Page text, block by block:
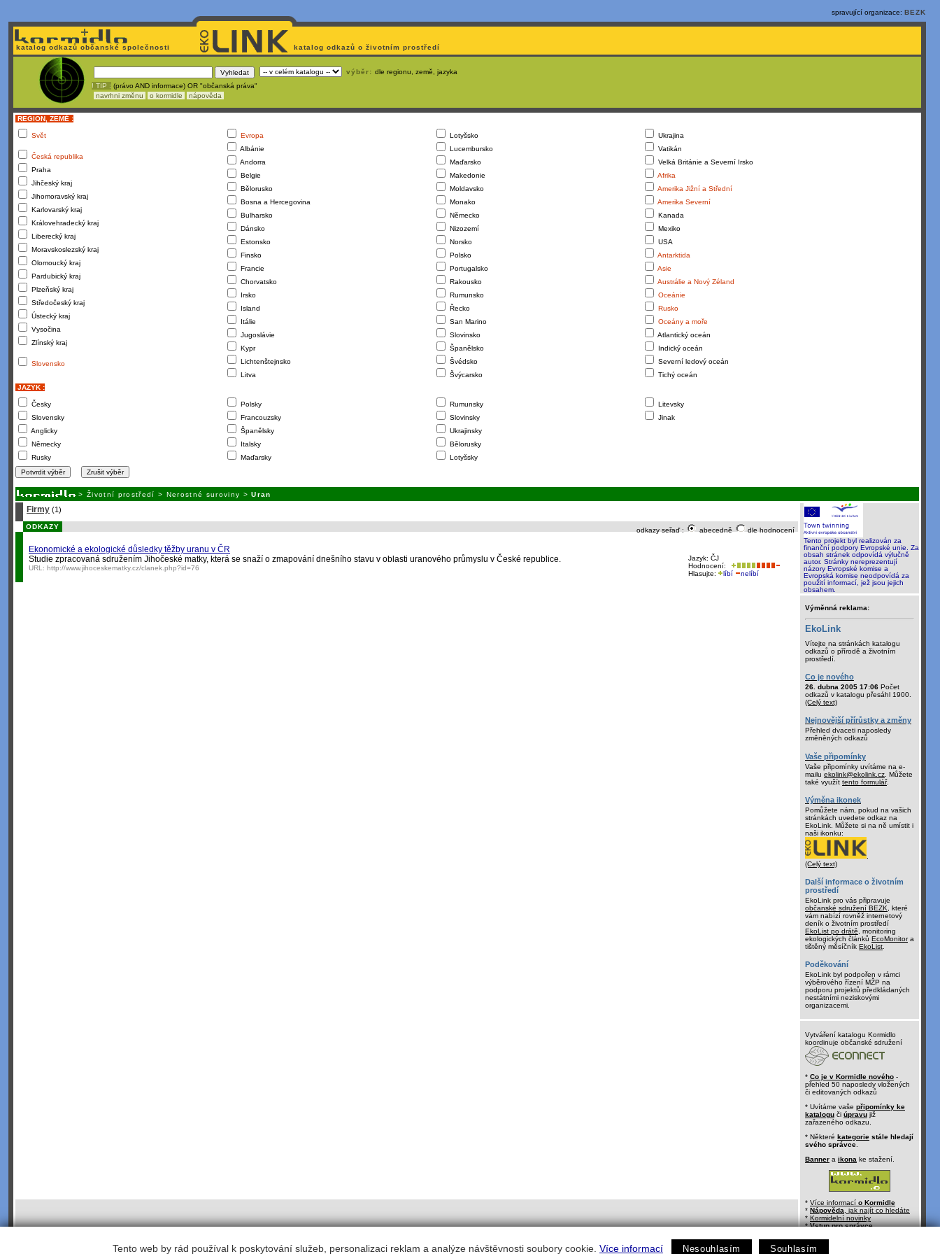
Tento web by rád používal k poskytování služeb, personalizaci reklam a analýze návštěvnosti soubory cookie. Více informací Nesouhlasím Souhlasím
spravující organizace: BEZK
katalog odkazů občanské společnosti katalog odkazů o životním prostředí
výběr: dle regionu, země, jazyka
! TIP : (právo AND informace) OR "občanská práva"
navrhni změnu
o kormidle nápověda
REGION, ZEMĚ :
Svět
Česká republika
Praha
Jihčeský kraj
Jihomoravský kraj
Karlovarský kraj
Královehradecký kraj
Liberecký kraj
Moravskoslezský kraj
Olomoucký kraj
Pardubický kraj
Plzeňský kraj
Středočeský kraj
Ústecký kraj
Vysočina
Zlínský kraj
Slovensko
Evropa
Albánie
Andorra
Belgie
Bělorusko
Bosna a Hercegovina
Bulharsko
Dánsko
Estonsko
Finsko
Francie
Chorvatsko
Irsko
Island
Itálie
Jugoslávie
Kypr
Lichtenštejnsko
Litva
Lotyšsko
Lucembursko
Maďarsko
Makedonie
Moldavsko
Monako
Německo
Nizozemí
Norsko
Polsko
Portugalsko
Rakousko
Rumunsko
Řecko
San Marino
Slovinsko
Španělsko
Švédsko
Švýcarsko
Ukrajina
Vatikán
Velká Británie a Severní Irsko
Afrika
Amerika Jižní a Střední
Amerika Severní
Kanada
Mexiko
USA
Antarktida
Asie
Austrálie a Nový Zéland
Oceánie
Rusko
Oceány a moře
Atlantický oceán
Indický oceán
Severní ledový oceán
Tichý oceán
JAZYK :
Česky
Slovensky
Anglicky
Německy
Rusky
Polsky
Francouzsky
Španělsky
Italsky
Maďarsky
Rumunsky
Slovinsky
Ukrajinsky
Bělorusky
Lotyšsky
Litevsky
Jinak
> Životní prostředí > Nerostné suroviny >Uran
Firmy (1)
odkazy seřaď : abecedně dle hodnocení
ODKAZY
Ekonomické a ekologické důsledky těžby uranu v ČR
Jazyk: ČJ
Hodnocení:
Hlasujte:
líbí nelíbí
Studie zpracovaná sdružením Jihočeské matky, která se snaží o zmapování dnešního stavu v oblasti uranového průmyslu v České republice.
URL: http://www.jihoceskematky.cz/clanek.php?id=76
Tento projekt byl realizován za
finanční podpory Evropské unie. Za
obsah stránek odpovídá výlučně
autor. Stránky nereprezentují
názory Evropské komise a
Evropská komise neodpovídá za
použití informací, jež jsou jejich
obsahem.
Výměnná reklama:
EkoLink
Vítejte na stránkách katalogu
odkazů o přírodě a životním
prostředí.
Co je nového
26. dubna 2005 17:06 Počet
odkazů v katalogu přesáhl 1900.
(Celý text)
Nejnovější přírůstky a změny
Přehled dvaceti naposledy
změněných odkazů
Vaše připomínky
Vaše připomínky uvítáme na e-
mailu ekolink@ekolink.cz . Můžete
také využít tento formulář.
Výměna ikonek
Pomůžete nám, pokud na vašich
stránkách uvedete odkaz na
EkoLink. Můžete si na ně umístit i
naši ikonku:
(Celý text)
Další informace o životním
prostředí
EkoLink pro vás připravuje
občanské sdružení BEZK , které
vám nabízí rovněž internetový
deník o životním prostředí
EkoList po drátě , monitoring
ekologických článků EcoMonitora
tištěný měsíčník EkoList
Poděkování
EkoLink byl podpořen v rámci
výběrového řízení MŽP na
podporu projektů předkládaných
nestátními neziskovými
organizacemi.
Vytváření katalogu Kormidlo
koordinuje občanské sdružení
* Co je v Kormidle nového -
přehled 50 naposledy vložených
či editovaných odkazů
* Uvítáme vaše připomínky ke
katalogu či úpravu již
zařazeného odkazu.
* Některé kategorie stále hledají
svého správce
Banner a ikona ke stažení.
* Více informací o Kormidle
* Nápověda , jak najít co hledáte
* Kormidelní novinky
*Vstup pro správce
redakční a publikační systém Toolkit , koordinace -